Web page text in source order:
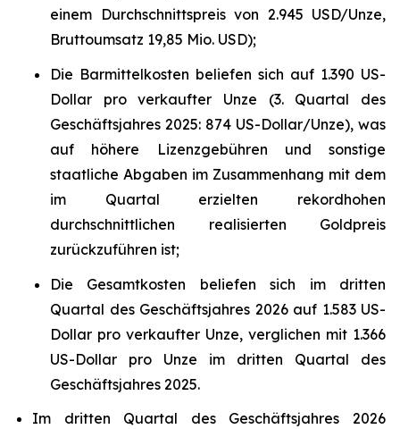
einem Durchschnittspreis von 2.945 USD/Unze,
Bruttoumsatz 19,85 Mio. USD);
Die Barmittelkosten beliefen sich auf 1.390 US-
Dollar pro verkaufter Unze (3. Quartal des
Geschäftsjahres 2025: 874 US-Dollar/Unze), was
auf höhere Lizenzgebühren und sonstige
staatliche Abgaben im Zusammenhang mit dem
im Quartal erzielten rekordhohen
durchschnittlichen realisierten Goldpreis
zurückzuführen ist;
Die Gesamtkosten beliefen sich im dritten
Quartal des Geschäftsjahres 2026 auf 1.583 US-
Dollar pro verkaufter Unze, verglichen mit 1.366
US-Dollar pro Unze im dritten Quartal des
Geschäftsjahres 2025.
Im dritten Quartal des Geschäftsjahres 2026